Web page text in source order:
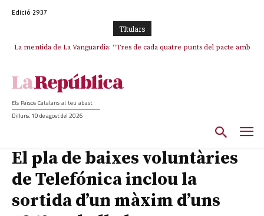
Edició 2937
TItulars
La mentida de La Vanguardia: “Tres de cada quatre punts del pacte amb
La covardia de l’independentisme català frena la caiguda de l’Estat a
Els Països Catalans al teu abast
Dilluns, 10 de agost del 2026
El pla de baixes voluntàries
de Telefónica inclou la
sortida d’un màxim d’uns